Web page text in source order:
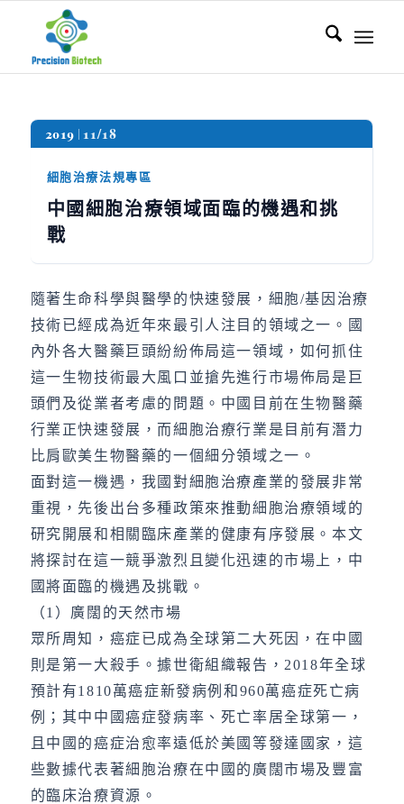
2019 11/18
細胞治療法規專區
中國細胞治療領域面臨的機遇和挑
戰
隨著生命科學與醫學的快速發展，細胞/基因治療
技術已經成為近年來最引人注目的領域之一。國
內外各大醫藥巨頭紛紛佈局這一領域，如何抓住
這一生物技術最大風口並搶先進行市場佈局是巨
頭們及從業者考慮的問題。中國目前在生物醫藥
行業正快速發展，而細胞治療行業是目前有潛力
比肩歐美生物醫藥的一個細分領域之一。
面對這一機遇，我國對細胞治療產業的發展非常
重視，先後出台多種政策來推動細胞治療領域的
研究開展和相關臨床產業的健康有序發展。本文
將探討在這一競爭激烈且變化迅速的市場上，中
國將面臨的機遇及挑戰。
（1）廣闊的天然市場
眾所周知，癌症已成為全球第二大死因，在中國
則是第一大殺手。據世衛組織報告，2018年全球
預計有1810萬癌症新發病例和960萬癌症死亡病
例；其中中國癌症發病率、死亡率居全球第一，
且中國的癌症治愈率遠低於美國等發達國家，這
些數據代表著細胞治療在中國的廣闊市場及豐富
的臨床治療資源。